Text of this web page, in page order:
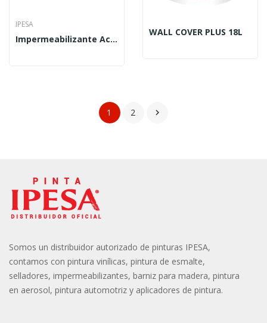
IPESA
Impermeabilizante Acrílico Imper Cril 4 L
WALL COVER PLUS 18L
1 2 
Somos un distribuidor autorizado de pinturas IPESA,
contamos con pintura vinílicas, pintura de esmalte,
selladores, impermeabilizantes, barniz para madera, pintura
en aerosol, pintura automotriz y aplicadores de pintura.